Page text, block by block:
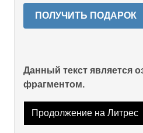
ПОЛУЧИТЬ ПОДАРОК
Данный текст является
фрагментом.
Продолжение на Литрес